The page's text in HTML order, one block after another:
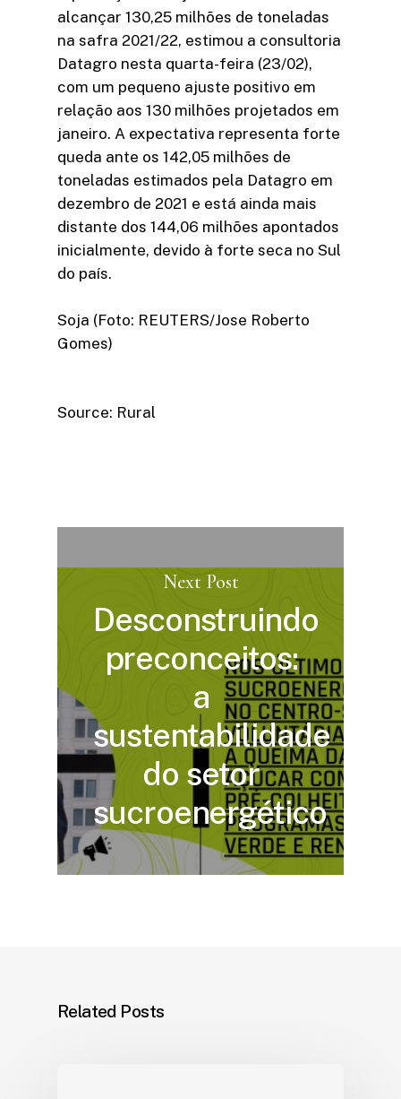
alcançar 130,25 milhões de toneladas
na safra 2021/22, estimou a consultoria
Datagro nesta quarta-feira (23/02),
com um pequeno ajuste positivo em
relação aos 130 milhões projetados em
janeiro. A expectativa representa forte
queda ante os 142,05 milhões de
toneladas estimados pela Datagro em
dezembro de 2021 e está ainda mais
distante dos 144,06 milhões apontados
inicialmente, devido à forte seca no Sul
do país.
Soja (Foto: REUTERS/Jose Roberto
Gomes)
Source: Rural
Next Post
Desconstruindo
preconceitos:
a
sustentabilidade
do setor
sucroenergético
Related Posts